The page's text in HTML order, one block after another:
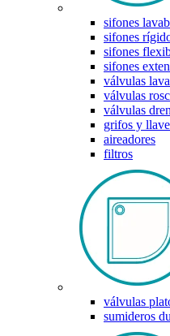
sifones
sifones
sifones
sifones
válvulas
válvulas
válvulas
grifos y
aireadores
filtros
válvulas
sumideros